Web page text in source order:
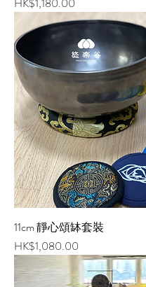
11cm 靜心頌缽套裝
價格
HK$1,080.00